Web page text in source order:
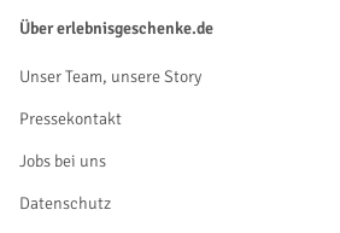
Über erlebnisgeschenke.de
Unser Team, unsere Story
Pressekontakt
Jobs bei uns
Datenschutz